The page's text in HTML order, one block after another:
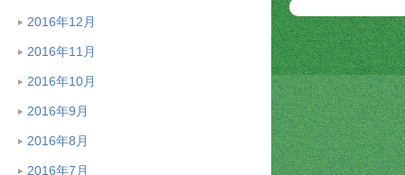
2016年12月
2016年11月
2016年10月
2016年9月
2016年8月
2016年7月